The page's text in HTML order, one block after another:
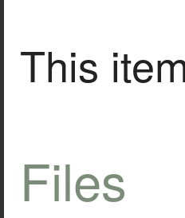
This
Files